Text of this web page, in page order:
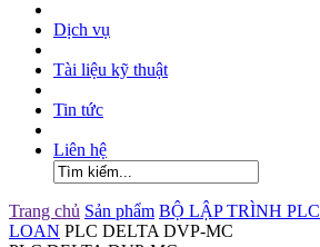
Dịch vụ
Tài liệu kỹ thuật
Tin tức
Liên hệ
Trang chủ Sản phẩm BỘ LẬP TRÌNH PLC
LOAN PLC DELTA DVP-MC